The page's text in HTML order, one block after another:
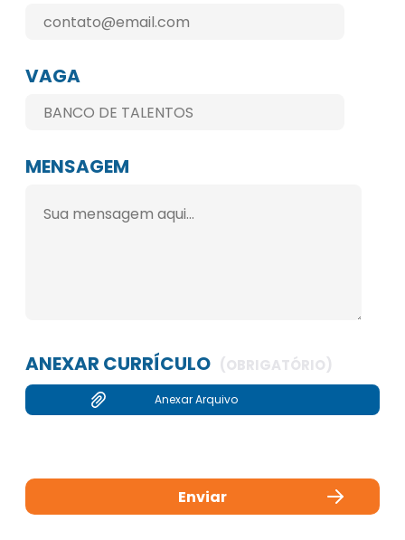
VAGA
MENSAGEM
ANEXAR CURRÍCULO (OBRIGATÓRIO)
Anexar Arquivo